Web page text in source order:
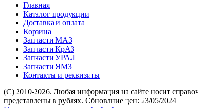
Главная
Каталог продукции
Доставка и оплата
Корзина
Запчасти МАЗ
Запчасти КрАЗ
Запчасти УРАЛ
Запчасти ЯМЗ
Контакты и реквизиты
(C) 2010-2026. Любая информация на сайте носит
представлены в рублях. Обновлние цен: 23/05/2024